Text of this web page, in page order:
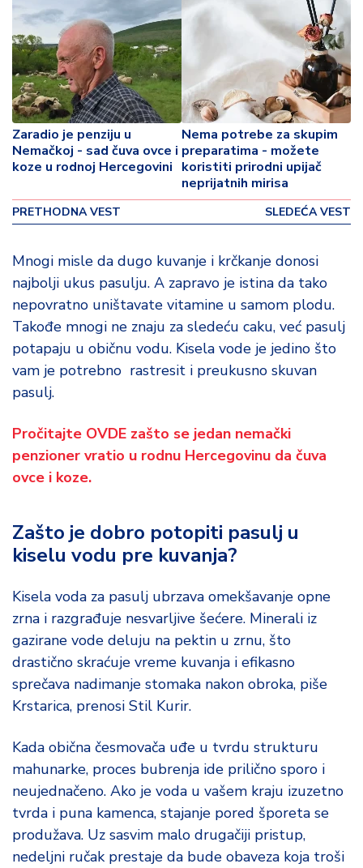
Zaradio je penziju u
Nemačkoj - sad čuva ovce i
koze u rodnoj Hercegovini
PRETHODNA VEST
Nema potrebe za skupim
preparatima - možete
koristiti prirodni upijač
neprijatnih mirisa
SLEDEĆA VEST
Mnogi misle da dugo kuvanje i krčkanje donosi
najbolji ukus pasulju. A zapravo je istina da tako
nepovratno uništavate vitamine u samom plodu.
Takođe mnogi ne znaju za sledeću caku, već pasulj
potapaju u običnu vodu. Kisela vode je jedino što
vam je potrebno rastresit i preukusno skuvan
pasulj.
Pročitajte OVDE zašto se jedan nemački
penzioner vratio u rodnu Hercegovinu da čuva
ovce i koze.
Zašto je dobro potopiti pasulj u
kiselu vodu pre kuvanja?
Kisela voda za pasulj ubrzava omekšavanje opne
zrna i razgrađuje nesvarljive šećere. Minerali iz
gazirane vode deluju na pektin u zrnu, što
drastično skraćuje vreme kuvanja i efikasno
sprečava nadimanje stomaka nakon obroka, piše
Krstarica, prenosi Stil Kurir.
Kada obična česmovača uđe u tvrdu strukturu
mahunarke, proces bubrenja ide prilično sporo i
neujednačeno. Ako je voda u vašem kraju izuzetno
tvrda i puna kamenca, stajanje pored šporeta se
produžava. Uz sasvim malo drugačiji pristup,
nedeljni ručak prestaje da bude obaveza koja troši